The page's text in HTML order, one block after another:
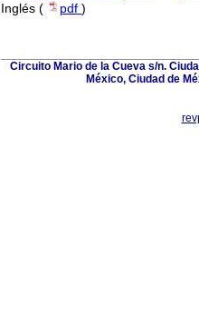
Inglés (
pdf )
Circuito Mario de la Cueva s/n.
México, Ciudad de